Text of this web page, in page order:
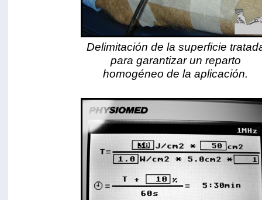
Delimitación de la superficie
para garantizar un reparto
homogéneo de la aplicación.